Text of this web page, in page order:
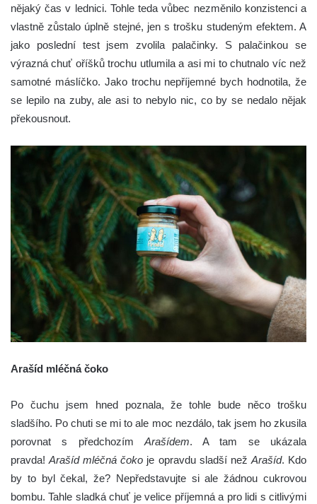
nějaký čas v lednici. Tohle teda vůbec nezměnilo konzistenci a
vlastně zůstalo úplně stejné, jen s trošku studeným efektem. A
jako poslední test jsem zvolila palačinky. S palačinkou se
výrazná chuť oříšků trochu utlumila a asi mi to chutnalo víc než
samotné máslíčko. Jako trochu nepříjemné bych hodnotila, že
se lepilo na zuby, ale asi to nebylo nic, co by se nedalo nějak
překousnout.
Arašíd mléčná čoko
Po čuchu jsem hned poznala, že tohle bude něco trošku
sladšího. Po chuti se mi to ale moc nezdálo, tak jsem ho zkusila
porovnat s předchozím Arašídem. A tam se ukázala
pravda!Arašíd mléčná čoko je opravdu sladší než Arašíd. Kdo
by to byl čekal, že? Nepředstavujte si ale žádnou cukrovou
bombu. Tahle sladká chuť je velice příjemná a pro lidi s citlivými